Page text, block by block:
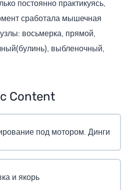
постоянно практикуясь,
сработала мышечная
восьмерка, прямой,
выбленочный,
Content
под мотором. Динги
и якорь